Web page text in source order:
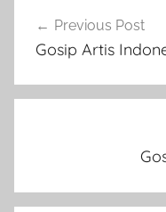
navigation
Previous Post
Gosip Artis